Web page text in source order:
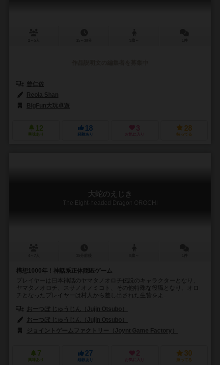
曾仁佐
Reola Shan
BigFun大玩卓遊
12
興味あり
18
経験あり
3
お気に入り
28
持ってる
大蛇のえじき
The Eight-headed Dragon OROCHI
構想1000年！神話系正体隠匿ゲーム
プレイヤーは日本神話のヤマタノオロチ伝説のキャラクターとなり、
ヤマタノオロチ、スサノオノミコト、その他特殊な役職となり、オロ
チとなったプレイヤーは村人から差し出された生贄をよ...
おーつぼ じゅうじん（Jujin Otsubo）
おーつぼ じゅうじん（Jujin Otsubo）
ジョイントゲームファクトリー（Joynt Game Factory）
7
興味あり
27
経験あり
2
お気に入り
30
持ってる